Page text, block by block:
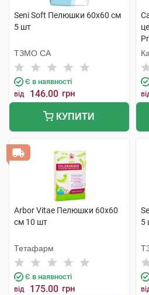
Seni Soft Пелюшки 60х60 см
5 шт
ТЗМО СА
Є в наявності
від 146.00 грн
КУПИТИ
Arbor Vitae Пелюшки 60х60
см 10 шт
Тетафарм
Є в наявності
від 175.00 грн
5